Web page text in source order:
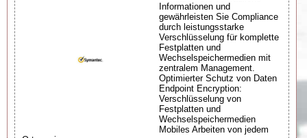
Informationen und
gewährleisten Sie Compliance
durch leistungsstarke
Verschlüsselung für komplette
Festplatten und
Wechselspeichermedien mit
zentralem Management.
Optimierter Schutz von Daten
Endpoint Encryption:
Verschlüsselung von
Festplatten und
Wechselspeichermedien
Mobiles Arbeiten von jedem